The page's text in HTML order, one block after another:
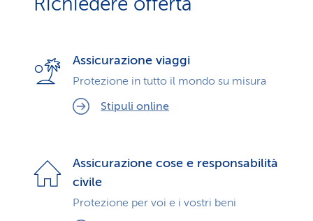
Assicurazione viaggi
Protezione in tutto il mondo su misura
Stipuli online
Assicurazione cose e responsabilità
civile
Protezione per voi e i vostri beni